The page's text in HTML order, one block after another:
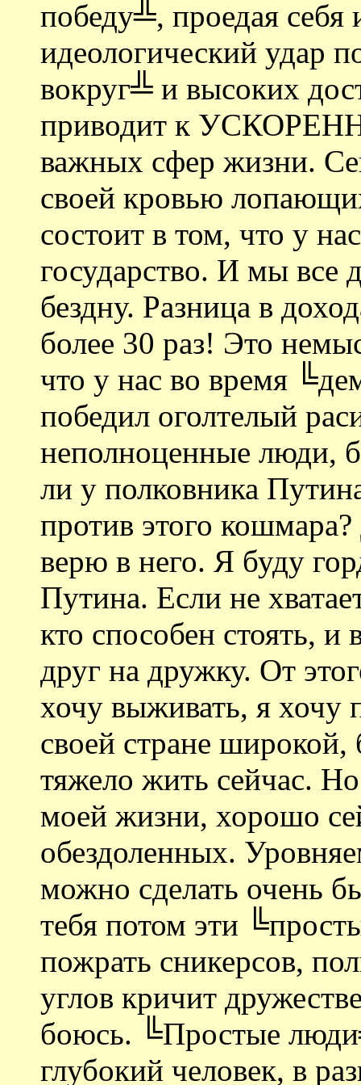
победу╩, проедая
идеологический удар
вокруг╩ и высоких
приводит к
важных сфер жизни.
своей кровью
состоит в том, что у
государство. И мы все
бездну. Разница в
более 30 раз! Это
что у нас во время
победил оголтелый
неполноценные люди,
ли у полковника
против этого
верю в него. Я буду
Путина. Если не
кто способен стоять, и
друг на дружку. От
хочу выживать, я хочу
своей стране
тяжело жить сейчас.
моей жизни, хорошо
обездоленных.
можно сделать очень
тебя потом эти
пожрать сникерсов,
углов кричит
боюсь. ╚Простые
глубокий человек, в